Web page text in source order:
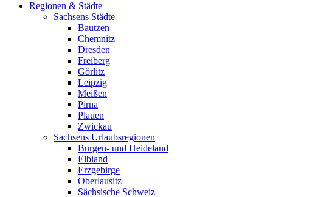
Regionen & Städte
Sachsens Städte
Bautzen
Chemnitz
Dresden
Freiberg
Görlitz
Leipzig
Meißen
Pirna
Plauen
Zwickau
Sachsens Urlaubsregionen
Burgen- und Heideland
Elbland
Erzgebirge
Oberlausitz
Sächsische Schweiz